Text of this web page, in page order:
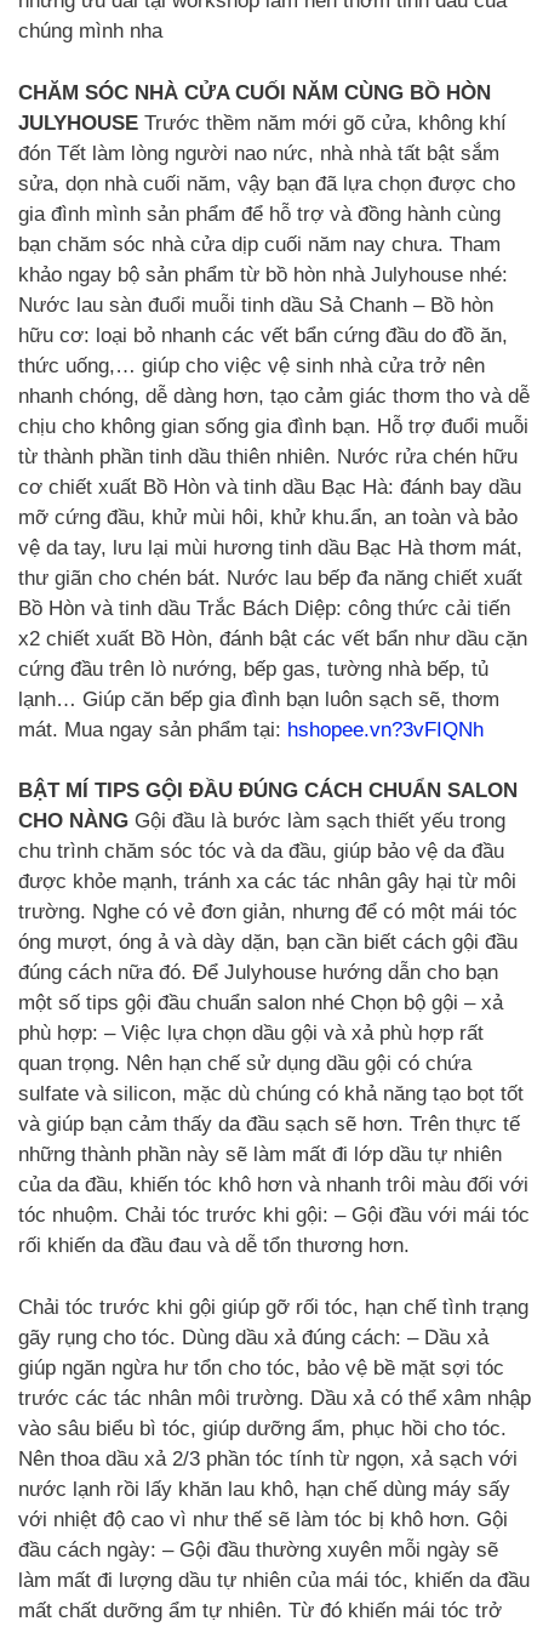
chúng mình nha
CHĂM SÓC NHÀ CỬA CUỐI NĂM CÙNG BỒ HÒN
JULYHOUSE Trước thềm năm mới gõ cửa, không khí
đón Tết làm lòng người nao nức, nhà nhà tất bật sắm
sửa, dọn nhà cuối năm, vậy bạn đã lựa chọn được cho
gia đình mình sản phẩm để hỗ trợ và đồng hành cùng
bạn chăm sóc nhà cửa dịp cuối năm nay chưa. Tham
khảo ngay bộ sản phẩm từ bồ hòn nhà Julyhouse nhé:
Nước lau sàn đuổi muỗi tinh dầu Sả Chanh – Bồ hòn
hữu cơ: loại bỏ nhanh các vết bẩn cứng đầu do đồ ăn,
thức uống,… giúp cho việc vệ sinh nhà cửa trở nên
nhanh chóng, dễ dàng hơn, tạo cảm giác thơm tho và dễ
chịu cho không gian sống gia đình bạn. Hỗ trợ đuổi muỗi
từ thành phần tinh dầu thiên nhiên. Nước rửa chén hữu
cơ chiết xuất Bồ Hòn và tinh dầu Bạc Hà: đánh bay dầu
mỡ cứng đầu, khử mùi hôi, khử khu.ẩn, an toàn và bảo
vệ da tay, lưu lại mùi hương tinh dầu Bạc Hà thơm mát,
thư giãn cho chén bát. Nước lau bếp đa năng chiết xuất
Bồ Hòn và tinh dầu Trắc Bách Diệp: công thức cải tiến
x2 chiết xuất Bồ Hòn, đánh bật các vết bẩn như dầu cặn
cứng đầu trên lò nướng, bếp gas, tường nhà bếp, tủ
lạnh… Giúp căn bếp gia đình bạn luôn sạch sẽ, thơm
mát. Mua ngay sản phẩm tại: hshopee.vn?3vFIQNh
BẬT MÍ TIPS GỘI ĐẦU ĐÚNG CÁCH CHUẨN SALON
CHO NÀNG Gội đầu là bước làm sạch thiết yếu trong
chu trình chăm sóc tóc và da đầu, giúp bảo vệ da đầu
được khỏe mạnh, tránh xa các tác nhân gây hại từ môi
trường. Nghe có vẻ đơn giản, nhưng để có một mái tóc
óng mượt, óng ả và dày dặn, bạn cần biết cách gội đầu
đúng cách nữa đó. Để Julyhouse hướng dẫn cho bạn
một số tips gội đầu chuẩn salon nhé Chọn bộ gội – xả
phù hợp: – Việc lựa chọn dầu gội và xả phù hợp rất
quan trọng. Nên hạn chế sử dụng dầu gội có chứa
sulfate và silicon, mặc dù chúng có khả năng tạo bọt tốt
và giúp bạn cảm thấy da đầu sạch sẽ hơn. Trên thực tế
những thành phần này sẽ làm mất đi lớp dầu tự nhiên
của da đầu, khiến tóc khô hơn và nhanh trôi màu đối với
tóc nhuộm. Chải tóc trước khi gội: – Gội đầu với mái tóc
rối khiến da đầu đau và dễ tổn thương hơn.
Chải tóc trước khi gội giúp gỡ rối tóc, hạn chế tình trạng
gãy rụng cho tóc. Dùng dầu xả đúng cách: – Dầu xả
giúp ngăn ngừa hư tổn cho tóc, bảo vệ bề mặt sợi tóc
trước các tác nhân môi trường. Dầu xả có thể xâm nhập
vào sâu biểu bì tóc, giúp dưỡng ẩm, phục hồi cho tóc.
Nên thoa dầu xả 2/3 phần tóc tính từ ngọn, xả sạch với
nước lạnh rồi lấy khăn lau khô, hạn chế dùng máy sấy
với nhiệt độ cao vì như thế sẽ làm tóc bị khô hơn. Gội
đầu cách ngày: – Gội đầu thường xuyên mỗi ngày sẽ
làm mất đi lượng dầu tự nhiên của mái tóc, khiến da đầu
mất chất dưỡng ẩm tự nhiên. Từ đó khiến mái tóc trở